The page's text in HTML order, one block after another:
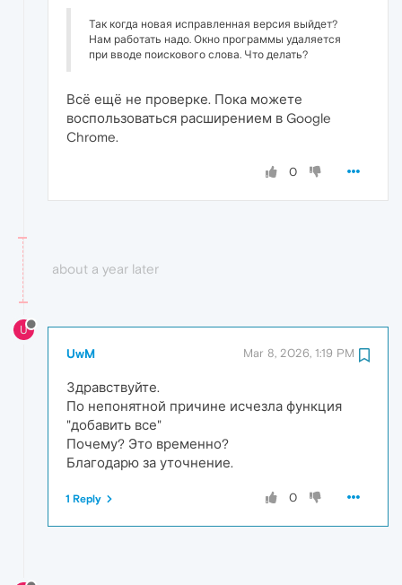
Так когда новая исправленная версия выйдет?
Нам работать надо. Окно программы удаляется
при вводе поискового слова. Что делать?
Всё ещё не проверке. Пока можете
воспользоваться расширением в Google
Chrome.
0
about a year later
U
UwM Mar 8, 2026, 1:19 PM
Здравствуйте.
По непонятной причине исчезла функция
"добавить все"
Почему? Это временно?
Благодарю за уточнение.
0
1 Reply